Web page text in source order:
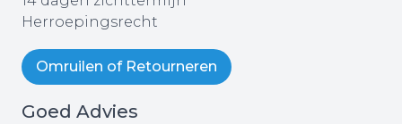
Herroepingsrecht
Omruilen of Retourneren
Goed Advies